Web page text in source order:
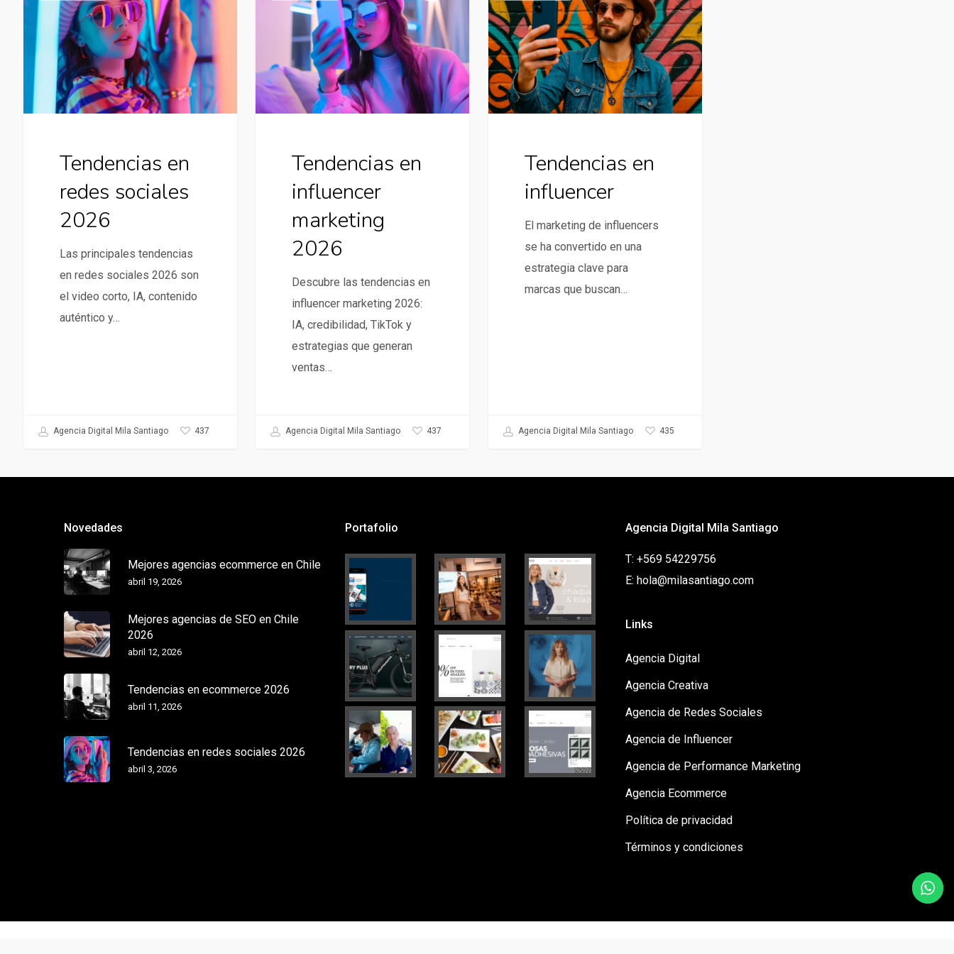
redes
sociales
2026
Tendencias en
redes sociales
2026
Las principales tendencias
en redes sociales 2026 son
el video corto, IA, contenido
auténtico y…
Agencia Digital Mila Santiago 437
marketing
2026
Tendencias en
influencer
marketing
2026
Descubre las tendencias en
influencer marketing 2026:
IA, credibilidad, TikTok y
estrategias que generan
ventas…
Agencia Digital Mila Santiago 437
influencer
Tendencias en
influencer
El marketing de influencers
se ha convertido en una
estrategia clave para
marcas que buscan…
Agencia Digital Mila Santiago 435
Novedades
Mejores agencias ecommerce en Chile
abril 19, 2026
Mejores agencias de SEO en Chile
2026
abril 12, 2026
Tendencias en ecommerce 2026
abril 11, 2026
Tendencias en redes sociales 2026
abril 3, 2026
Portafolio Agencia Digital Mila Santiago
T: +569 54229756
E: hola@milasantiago.com
Links
Agencia Digital
Agencia Creativa
Agencia de Redes Sociales
Agencia de Influencer
Agencia de Performance Marketing
Agencia Ecommerce
Política de privacidad
Términos y condiciones